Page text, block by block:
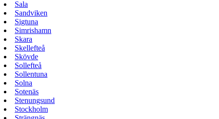
Sala
Sandviken
Sigtuna
Simrishamn
Skara
Skellefteå
Skövde
Sollefteå
Sollentuna
Solna
Sotenäs
Stenungsund
Stockholm